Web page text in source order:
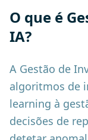
O que é
IA?
A Gestão de
algoritmos de
learning à
decisões de